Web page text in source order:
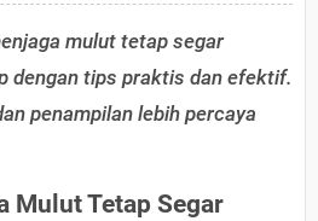
mulut tetap segar
dengan tips praktis dan efektif.
penampilan lebih percaya
Mulut Tetap Segar